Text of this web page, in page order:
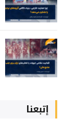
إتبعنا